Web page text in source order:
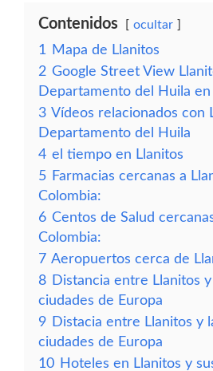
Contenidos ocultar
1
Mapa de Llanitos
2 Google Street View
Departamento del Huila en
3 Vídeos relacionados con
Departamento del Huila
4 el tiempo en Llanitos
5 Farmacias cercanas a
Colombia:
6 Centos de Salud
Colombia:
7 Aeropuertos cerca de
8 Distancia entre Llanitos
ciudades de Europa
9 Distacia entre Llanitos y
ciudades de Europa
10 Hoteles en Llanitos y